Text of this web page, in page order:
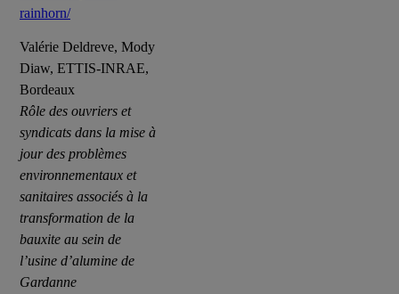
rainhorn/
Valérie Deldreve, Mody
Diaw, ETTIS-INRAE,
Bordeaux
Rôle des ouvriers et
syndicats dans la mise à
jour des problèmes
environnementaux et
sanitaires associés à la
transformation de la
bauxite au sein de
l’usine d’alumine de
Gardanne